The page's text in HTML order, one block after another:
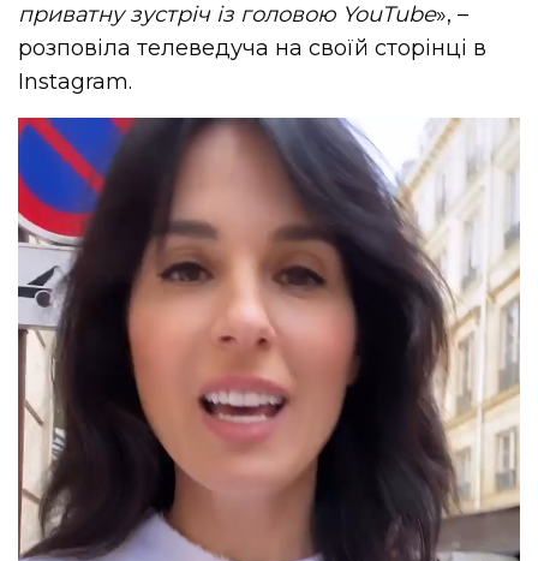
приватну зустріч із головою YouTube», –
розповіла телеведуча на своїй сторінці в
Instagram.